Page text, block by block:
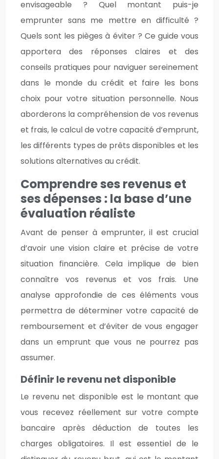
envisageable ? Quel montant puis-je
emprunter sans me mettre en difficulté ?
Quels sont les pièges à éviter ? Ce guide vous
apportera des réponses claires et des
conseils pratiques pour naviguer sereinement
dans le monde du crédit et faire les bons
choix pour votre situation personnelle. Nous
aborderons la compréhension de vos revenus
et frais, le calcul de votre capacité d’emprunt,
les différents types de prêts disponibles et les
solutions alternatives au crédit.
Comprendre ses revenus et
ses dépenses : la base d’une
évaluation réaliste
Avant de penser à emprunter, il est crucial
d’avoir une vision claire et précise de votre
situation financière. Cela implique de bien
connaître vos revenus et vos frais. Une
analyse approfondie de ces éléments vous
permettra de déterminer votre capacité de
remboursement et d’éviter de vous engager
dans un emprunt que vous ne pourrez pas
assumer.
Définir le revenu net disponible
Le revenu net disponible est le montant que
vous recevez réellement sur votre compte
bancaire après déduction de toutes les
charges obligatoires. Il est essentiel de le